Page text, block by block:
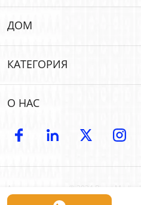
ДОМ
ДОМ
ПРОДУКТЫ
OEM | ODM
ОПТОВАЯ ТОРГОВЛЯ
О
КАТЕГОРИЯ
Индивидуальные
О НАС
Введение
Авторские права © 2024 Risen
аптечек первой помощи |